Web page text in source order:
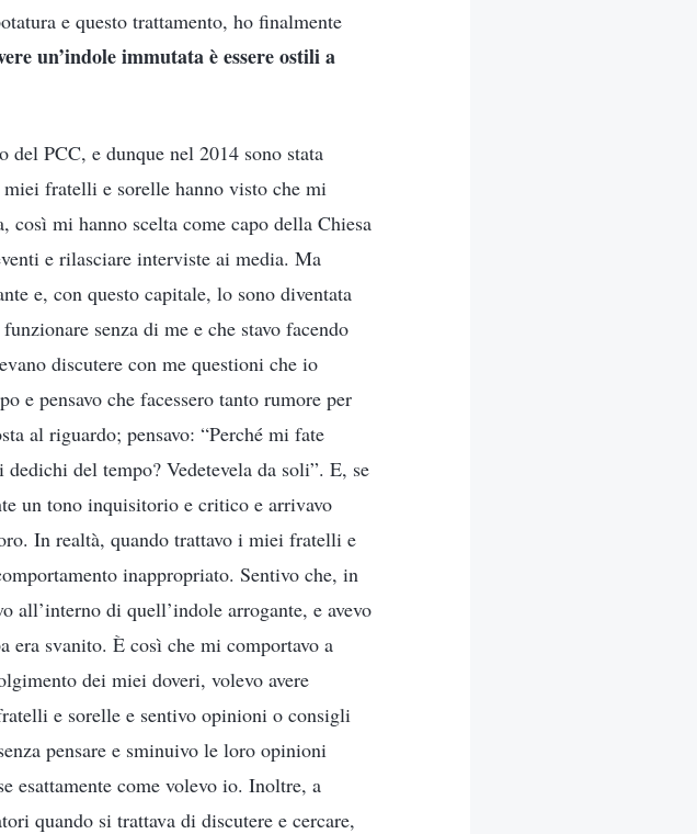
e questo trattamento, ho finalmente
un’indole immutata è essere ostili a
del PCC, e dunque nel 2014 sono stata
fratelli e sorelle hanno visto che mi
così mi hanno scelta come capo della Chiesa
e rilasciare interviste ai media. Ma
e, con questo capitale, lo sono diventata
senza di me e che stavo facendo
discutere con me questioni che io
e pensavo che facessero tanto rumore per
al riguardo; pensavo: “Perché mi fate
del tempo? Vedetevela da soli”. E, se
un tono inquisitorio e critico e arrivavo
In realtà, quando trattavo i miei fratelli e
inappropriato. Sentivo che, in
all’interno di quell’indole arrogante, e avevo
svanito. È così che mi comportavo a
dei miei doveri, volevo avere
e sorelle e sentivo opinioni o consigli
pensare e sminuivo le loro opinioni
esattamente come volevo io. Inoltre, a
quando si trattava di discutere e cercare,